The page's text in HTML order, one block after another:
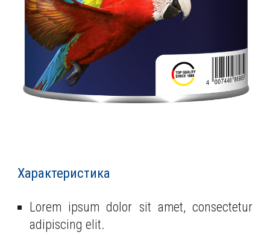
Характеристика
Lorem ipsum dolor sit amet, consectetur
adipiscing elit.